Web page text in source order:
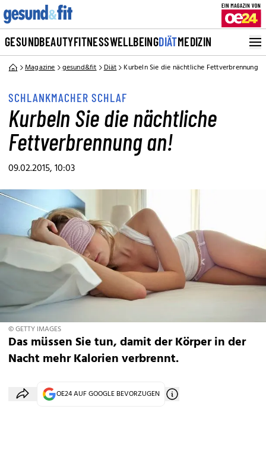
GESUNDBEAUTYFITNESSWELLBEINGDIÄTMEDIZIN
Magazine gesund&fit Diät Kurbeln Sie die nächtliche Fettverbrennung
SCHLANKMACHER SCHLAF
Kurbeln Sie die nächtliche
Fettverbrennung an!
09.02.2015, 10:03
© GETTY IMAGES
Das müssen Sie tun, damit der Körper in der
Nacht mehr Kalorien verbrennt.
OE24 AUF GOOGLE BEVORZUGEN